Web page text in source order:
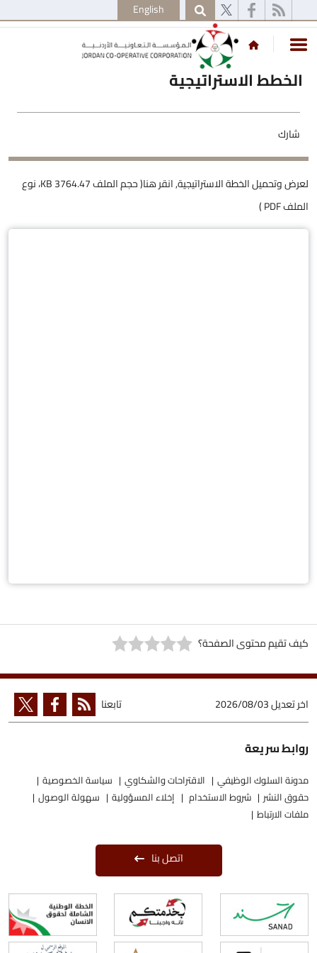
English
الخطط الاستراتيجية
شارك
لعرض وتحميل الخطة الاستراتيجية,انقر هنا
( حجم الملف 3764.47 KB، نوع
الملف PDF )
كيف تقيم محتوى الصفحة؟
اخر تعديل2026/08/03 تابعنا
روابط سريعة
مدونة السلوك الوظيفي الاقتراحات والشكاوي
سياسة الخصوصية
حقوق النشر
شروط الاستخدام إخلاء المسؤولية
سهولة الوصول
ملفات الارتباط
اتصل بنا